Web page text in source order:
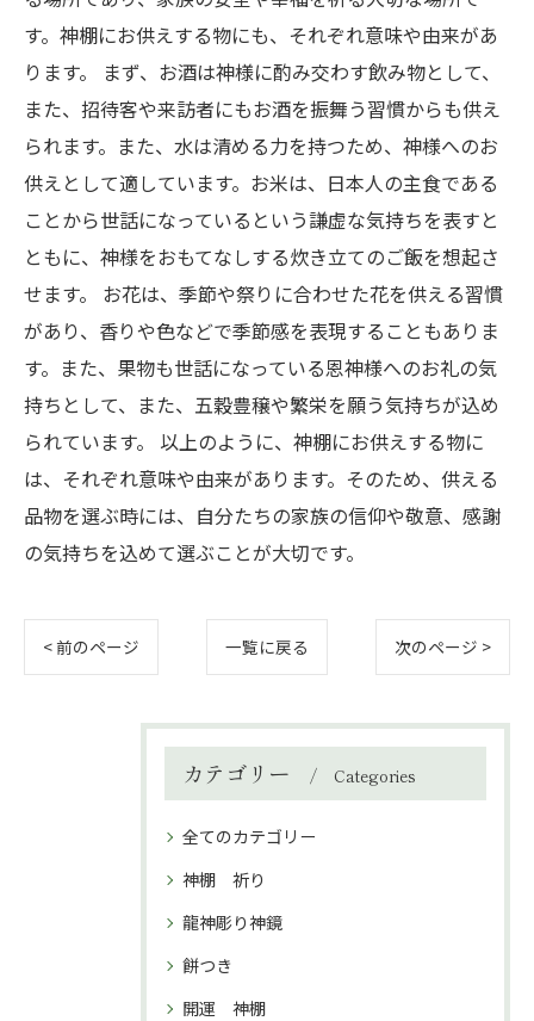
す。神棚にお供えする物にも、それぞれ意味や由来があ
ります。 まず、お酒は神様に酌み交わす飲み物として、
また、招待客や来訪者にもお酒を振舞う習慣からも供え
られます。また、水は清める力を持つため、神様へのお
供えとして適しています。お米は、日本人の主食である
ことから世話になっているという謙虚な気持ちを表すと
ともに、神様をおもてなしする炊き立てのご飯を想起さ
せます。 お花は、季節や祭りに合わせた花を供える習慣
があり、香りや色などで季節感を表現することもありま
す。また、果物も世話になっている恩神様へのお礼の気
持ちとして、また、五穀豊穣や繁栄を願う気持ちが込め
られています。 以上のように、神棚にお供えする物に
は、それぞれ意味や由来があります。そのため、供える
品物を選ぶ時には、自分たちの家族の信仰や敬意、感謝
の気持ちを込めて選ぶことが大切です。
< 前のページ 一覧に戻る 次のページ >
カテゴリー Categories
全てのカテゴリー
神棚 祈り
龍神彫り神鏡
餅つき
開運 神棚